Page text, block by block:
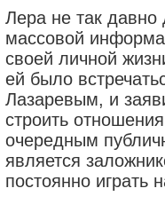
Лера не так давно
массовой
своей личной
ей было
Лазаревым, и
строить
очередным
является
постоянно играть